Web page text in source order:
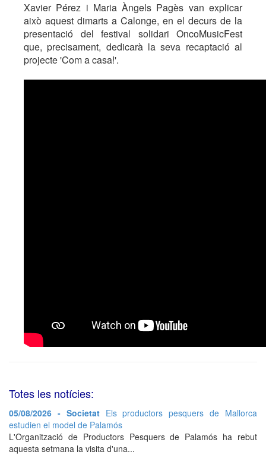
Xavier Pérez i Maria Àngels Pagès van explicar
això aquest dimarts a Calonge, en el decurs de la
presentació del festival solidari OncoMusicFest
que, precisament, dedicarà la seva recaptació al
projecte 'Com a casa!'.
Totes les notícies:
05/08/2026 - Societat Els productors pesquers de Mallorca
estudien el model de Palamós
L'Organització de Productors Pesquers de Palamós ha rebut
aquesta setmana la visita d'una...